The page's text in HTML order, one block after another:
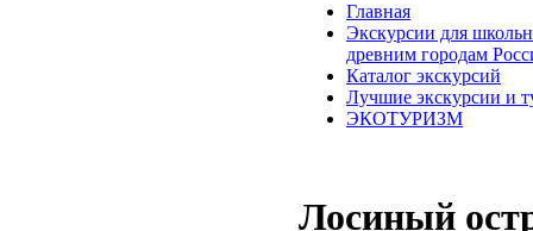
Главная
Экскурсии для
древним городам
Каталог экскурсий
Лучшие экскурсии и
ЭКОТУРИЗМ
Лосиный